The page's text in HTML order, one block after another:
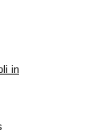
in